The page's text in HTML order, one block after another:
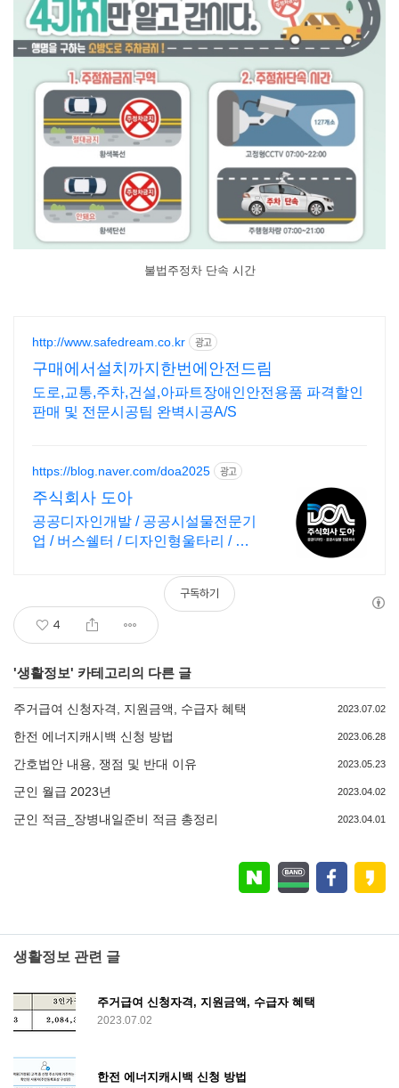
불법주정차 단속 시간
http://www.safedream.co.kr 광고
구매에서설치까지한번에안전드림
도로,교통,주차,건설,아파트장애인안전용품 파격할인
판매 및 전문시공팀 완벽시공A/S
https://blog.naver.com/doa2025 광고
주식회사 도아
공공디자인개발 / 공공시설물전문기
업 / 버스쉘터 / 디자인형울타리 / 볼
4
구독하기
'생활정보' 카테고리의 다른 글
주거급여 신청자격, 지원금액, 수급자 혜택 2023.07.02
한전 에너지캐시백 신청 방법 2023.06.28
간호법안 내용, 쟁점 및 반대 이유 2023.05.23
군인 월급 2023년 2023.04.02
군인 적금_장병내일준비 적금 총정리 2023.04.01
생활정보 관련 글
주거급여 신청자격, 지원금액, 수급자 혜택
2023.07.02
한전 에너지캐시백 신청 방법